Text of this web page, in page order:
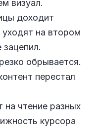
визуал.
доходит
на втором
зацепил.
обрывается.
перестал
на чтение разных
курсора